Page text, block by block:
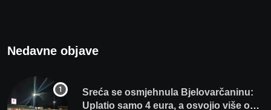
Nedavne objave
Sreća se osmjehnula Bjelovarčaninu:
Uplatio samo 4 eura, a osvojio više od